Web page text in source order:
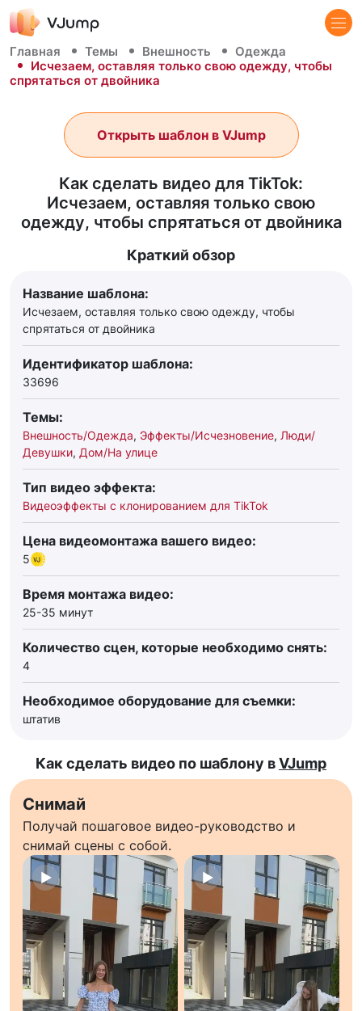
Главная Темы Внешность
Одежда
Исчезаем, оставляя только свою одежду, чтобы
спрятаться от двойника
Как сделать видео для TikTok:
Исчезаем, оставляя только свою
одежду, чтобы спрятаться от двойника
Открыть шаблон в VJump
Краткий обзор
Название шаблона:
Исчезаем, оставляя только свою одежду, чтобы
спрятаться от двойника
Идентификатор шаблона:
33696
Темы:
Внешность/Одежда, Эффекты/Исчезновение, Люди/
Девушки, Дом/На улице
Тип видео эффекта:
Видеоэффекты с клонированием для TikTok
Цена видеомонтажа вашего видео:
5
Время монтажа видео:
25-35 минут
Количество сцен, которые необходимо снять:
4
Необходимое оборудование для съемки:
штатив
Как сделать видео по шаблону вVJump
Снимай
Получай пошаговое видео-руководство и
снимай сцены с собой.